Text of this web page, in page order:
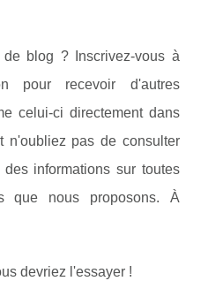
blog ? Inscrivez-vous à
pour recevoir d'autres
celui-ci directement dans
n'oubliez pas de consulter
informations sur toutes
que nous proposons. À
devriez l'essayer !